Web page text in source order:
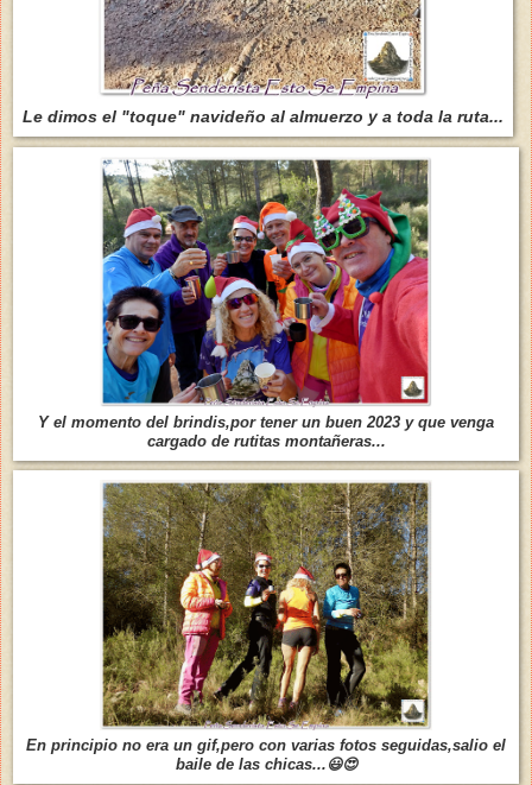
Le dimos el "toque" navideño al almuerzo y a toda la ruta...
Y el momento del brindis,por tener un buen 2023 y que venga
cargado de rutitas montañeras...
En principio no era un gif,pero con varias fotos seguidas,salio el
baile de las chicas...😃😍